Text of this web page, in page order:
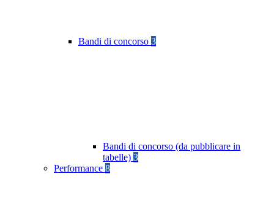
Bandi di concorso 3
Bandi di concorso (da pubblicare in
tabelle) 3
Performance 8